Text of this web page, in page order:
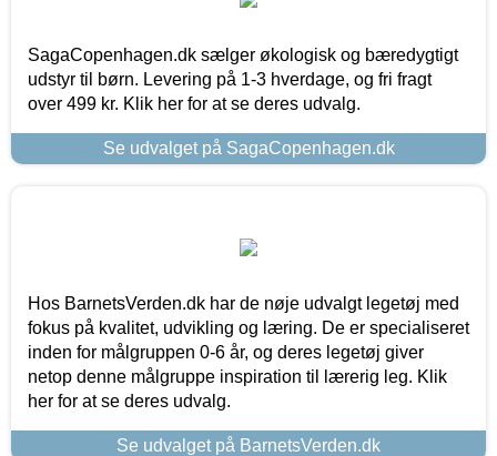
SagaCopenhagen.dk sælger økologisk og bæredygtigt
udstyr til børn. Levering på 1-3 hverdage, og fri fragt
over 499 kr. Klik her for at se deres udvalg.
Se udvalget på SagaCopenhagen.dk
Hos BarnetsVerden.dk har de nøje udvalgt legetøj med
fokus på kvalitet, udvikling og læring. De er specialiseret
inden for målgruppen 0-6 år, og deres legetøj giver
netop denne målgruppe inspiration til lærerig leg. Klik
her for at se deres udvalg.
Se udvalget på BarnetsVerden.dk